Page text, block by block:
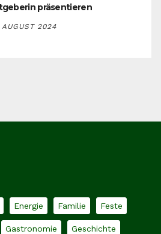
präsentieren
AUGUST 2024
Energie Familie Feste
Gastronomie Geschichte